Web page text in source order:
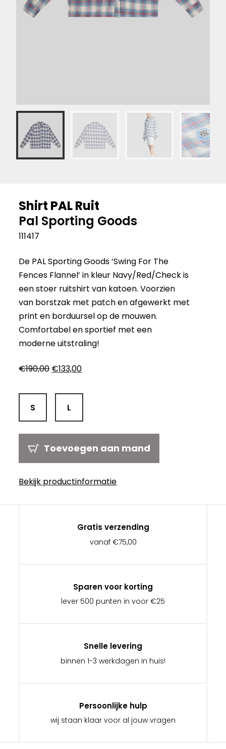
Shirt PAL Ruit
Pal Sporting Goods
111417
De PAL Sporting Goods ‘Swing For The
Fences Flannel’ in kleur Navy/Red/Check is
een stoer ruitshirt van katoen. Voorzien
van borstzak met patch en afgewerkt met
print en borduursel op de mouwen.
Comfortabel en sportief met een
moderne uitstraling!
€190,00 Oorspronkelijke
was:
€190,00.
€133,00Huidige
is:
S L
Toevoegen aan mand
Bekijk productinformatie
Gratis verzending
vanaf €75,00
Sparen voor korting
lever 500 punten in voor €25
Snelle levering
binnen 1-3 werkdagen in huis!
Persoonlijke hulp
wij staan klaar voor al jouw vragen